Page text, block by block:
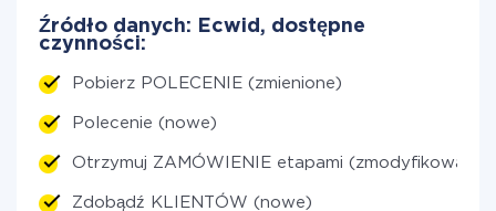
Źródło danych: Ecwid, dostępne
czynności:
Pobierz POLECENIE (zmienione)
Polecenie (nowe)
Otrzymuj ZAMÓWIENIE etapami (zmodyfikowane)
Zdobądź KLIENTÓW (nowe)